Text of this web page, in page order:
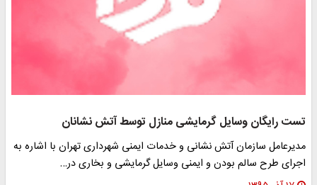
تست رایگان وسایل گرمایشی منازل توسط آتش نشانان
مدیرعامل سازمان آتش نشانی و خدمات ایمنی شهرداری تهران با اشاره به
اجرای طرح سالم بودن و ایمنی وسایل گرمایشی و بخاری در…